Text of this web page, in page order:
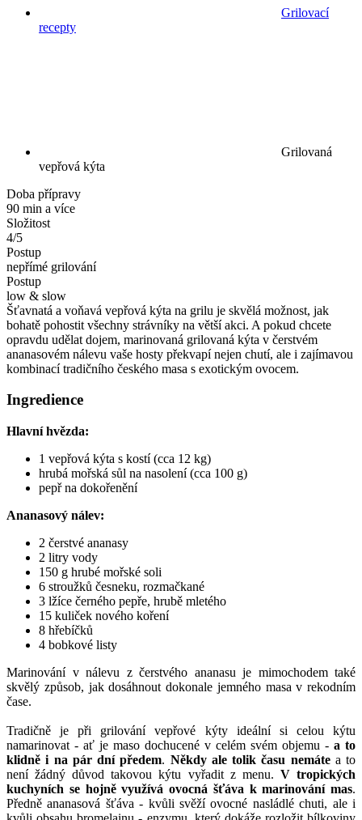
Grilovací
recepty
Grilovaná
vepřová kýta
Doba přípravy
90 min a více
Složitost
4/5
Postup
nepřímé grilování
Postup
low & slow
Šťavnatá a voňavá vepřová kýta na grilu je skvělá možnost, jak
bohatě pohostit všechny strávníky na větší akci. A pokud chcete
opravdu udělat dojem, marinovaná grilovaná kýta v čerstvém
ananasovém nálevu vaše hosty překvapí nejen chutí, ale i zajímavou
kombinací tradičního českého masa s exotickým ovocem.
Ingredience
Hlavní hvězda:
1 vepřová kýta s kostí (cca 12 kg)
hrubá mořská sůl na nasolení (cca 100 g)
pepř na dokořenění
Ananasový nálev:
2 čerstvé ananasy
2 litry vody
150 g hrubé mořské soli
6 stroužků česneku, rozmačkané
3 lžíce černého pepře, hrubě mletého
15 kuliček nového koření
8 hřebíčků
4 bobkové listy
Marinování v nálevu z čerstvého ananasu je mimochodem také
skvělý způsob, jak dosáhnout dokonale jemného masa v rekodním
čase.
Tradičně je při grilování vepřové kýty ideální si celou kýtu
namarinovat - ať je maso dochucené v celém svém objemu - a to
klidně i na pár dní předem. Někdy ale tolik času nemátea to
není žádný důvod takovou kýtu vyřadit z menu. V tropických
kuchyních se hojně využívá ovocná šťáva k marinování mas.
Předně ananasová šťáva - kvůli svěží ovocné nasládlé chuti, ale i